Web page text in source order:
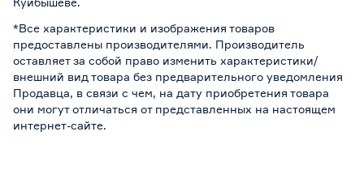
*Все характеристики и изображения товаров
предоставлены производителями. Производитель
оставляет за собой право изменить характеристики/
внешний вид товара без предварительного уведомления
Продавца, в связи с чем, на дату приобретения товара
они могут отличаться от представленных на настоящем
интернет-сайте.